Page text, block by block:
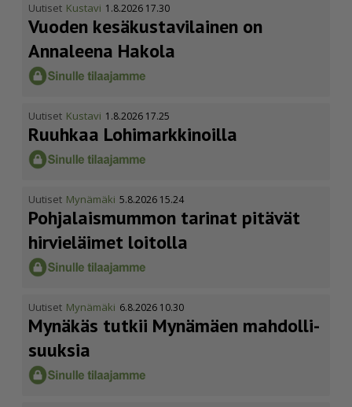
Uutiset Kustavi 1.8.2026 17.30
Vuoden kesäkus­ta­vi­lainen on
Annaleena Hakola
Uutiset Kustavi 1.8.2026 17.25
Ruuhkaa Lohimark­ki­noilla
Uutiset Mynämäki 5.8.2026 15.24
Pohja­lais­mummon tarinat pitävät
hirvieläimet loitolla
Uutiset Mynämäki 6.8.2026 10.30
Mynäkäs tutkii Mynämäen mahdol­li­
suuksia